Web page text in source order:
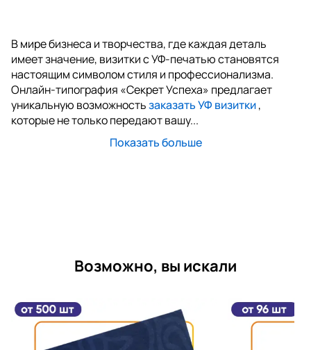
В мире бизнеса и творчества, где каждая деталь
имеет значение, визитки с УФ-печатью становятся
настоящим символом стиля и профессионализма.
Онлайн-типография «Секрет Успеха» предлагает
уникальную возможностьзаказать УФ визитки,
которые не только передают вашу...
Показать больше
Возможно, вы искали